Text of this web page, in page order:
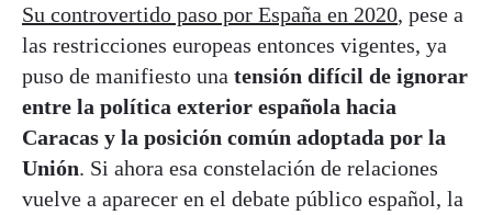
Su controvertido paso por España en 2020, pese a
las restricciones europeas entonces vigentes, ya
puso de manifiesto una tensión difícil de ignorar
entre la política exterior española hacia
Caracas y la posición común adoptada por la
Unión. Si ahora esa constelación de relaciones
vuelve a aparecer en el debate público español, la